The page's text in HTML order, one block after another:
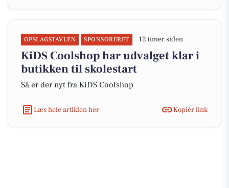
OPSLAGSTAVLEN SPONSORERET 12 timer siden
KiDS Coolshop har udvalget klar i
butikken til skolestart
Så er der nyt fra KiDS Coolshop
Læs hele artiklen her Kopiér link